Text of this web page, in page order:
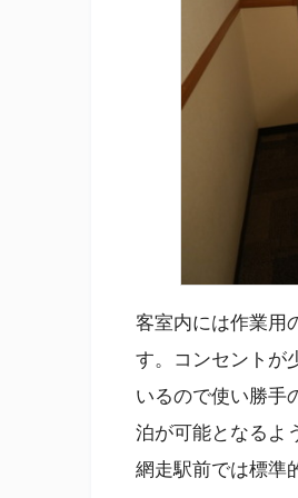
客室内には作業用
す。コンセントが
いるので使い勝手
泊が可能となるよ
網走駅前では標準